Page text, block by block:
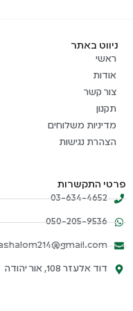
ניווט באתר
ראשי
אודות
צור קשר
תקנון
מדיניות משלוחים
הצהרת נגישות
פרטי התקשרות
03-634-4652
050-205-9536
דוד אלעזר 108, אור יהודה